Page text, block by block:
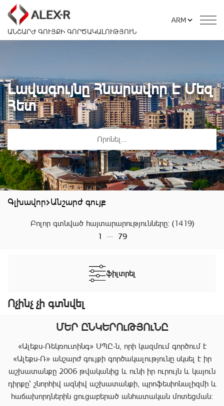
ԱՆՇԱՐԺ ԳՈՒՅՔԻ ԳՈՐԾԱԿԱԼՈՒԹՅՈՒՆ
Լավագույնը Հնարավոր Է Մեզ
Հետ
Գլխավոր Անշարժ գույք
Բոլոր գտնված հայտարարությունները: (1419)
1
... 79
ֆիլտրել
Ոչինչ չի գտնվել
ՄԵՐ ԸՆԿԵՐՈւԹՅՈւՆԸ
«Ալեքս-Ռեկռուտինգ» ՍՊԸ-ն, որի կազմում գործում է
«Ալեքս-Ռ» անշարժ գույքի գործակալությունը սկսել է իր
աշխատանքը 2006 թվականից և ունի իր ուրույն և կայուն
դիրքը՝ շնորհիվ ազնիվ աշխատանքի, պրոֆեսիոնալիզմի և
հաճախորդներին ցուցաբերած անհատական մոտեցման: